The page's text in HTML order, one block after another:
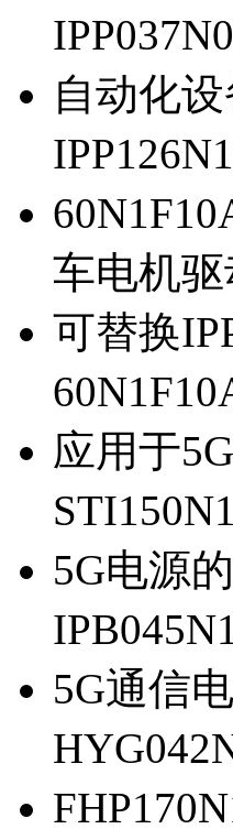
自动化
车电机驱
可替换
应用于
5G电源
5G通信